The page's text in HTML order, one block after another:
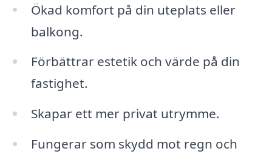
Ökad komfort på din uteplats eller
balkong.
Förbättrar estetik och värde på din
fastighet.
Skapar ett mer privat utrymme.
Fungerar som skydd mot regn och